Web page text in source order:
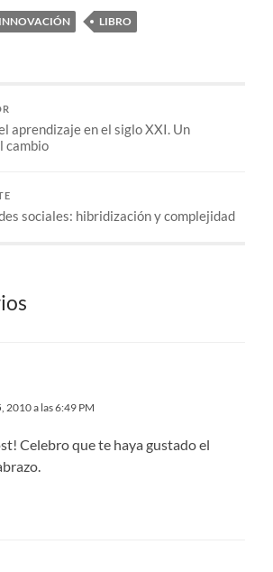
INNOVACIÓN
LIBRO
aprendizaje en el siglo XXI. Un
cambio
sociales: hibridización y complejidad
2010 a las 6:49 PM
Celebro que te haya gustado el